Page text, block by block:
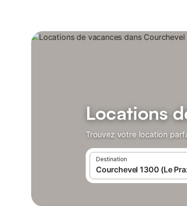
Locations
Trouvez votre location
Destination